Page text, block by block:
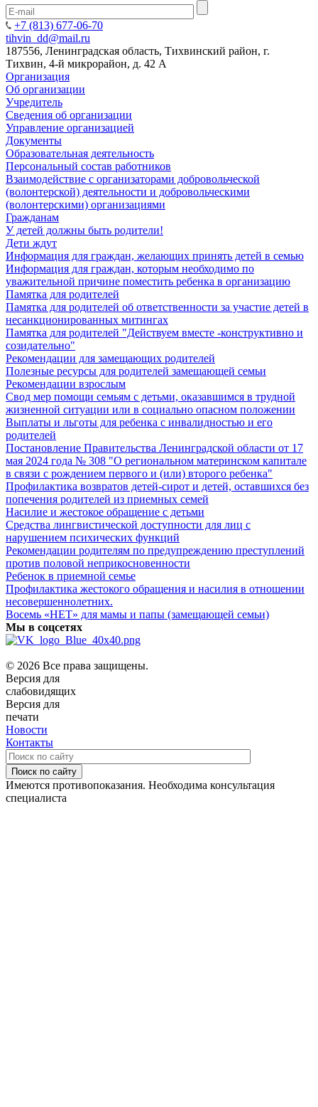
+7 (813) 677-06-70
tihvin_dd@mail.ru
187556, Ленинградская область, Тихвинский район, г.
Тихвин, 4-й микрорайон, д. 42 А
Организация
Об организации
Учредитель
Сведения об организации
Управление организацией
Документы
Образовательная деятельность
Персональный состав работников
Взаимодействие с организаторами добровольческой
(волонтерской) деятельности и добровольческими
(волонтерскими) организациями
Гражданам
У детей должны быть родители!
Дети ждут
Информация для граждан, желающих принять детей в семью
Информация для граждан, которым необходимо по
уважительной причине поместить ребенка в организацию
Памятка для родителей
Памятка для родителей об ответственности за участие детей в
несанкционированных митингах
Памятка для родителей "Действуем вместе -конструктивно и
созидательно"
Рекомендации для замещающих родителей
Полезные ресурсы для родителей замещающей семьи
Рекомендации взрослым
Свод мер помощи семьям с детьми, оказавшимся в трудной
жизненной ситуации или в социально опасном положении
Выплаты и льготы для ребенка с инвалидностью и его
родителей
Постановление Правительства Ленинградской области от 17
мая 2024 года № 308 "О региональном материнском капитале
в связи с рождением первого и (или) второго ребенка"
Профилактика возвратов детей-сирот и детей, оставшихся без
попечения родителей из приемных семей
Насилие и жестокое обращение с детьми
Средства лингвистической доступности для лиц с
нарушением психических функций
Рекомендации родителям по предупреждению преступлений
против половой неприкосновенности
Ребенок в приемной семье
Профилактика жестокого обращения и насилия в отношении
несовершеннолетних.
Восемь «НЕТ» для мамы и папы (замещающей семьи)
Мы в соцсетях
© 2026 Все права защищены.
Версия для
слабовидящих
Версия для
печати
Новости
Контакты
Поиск по сайту
Имеются противопоказания. Необходима консультация
специалиста